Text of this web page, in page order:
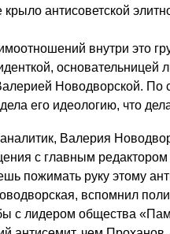
крыло антисоветской
внутри это
основательницей
Новодворской. По
его идеологию, что
аналитик, Валерия
с главным
пожимать руку этому
вспомнил
с лидером общества